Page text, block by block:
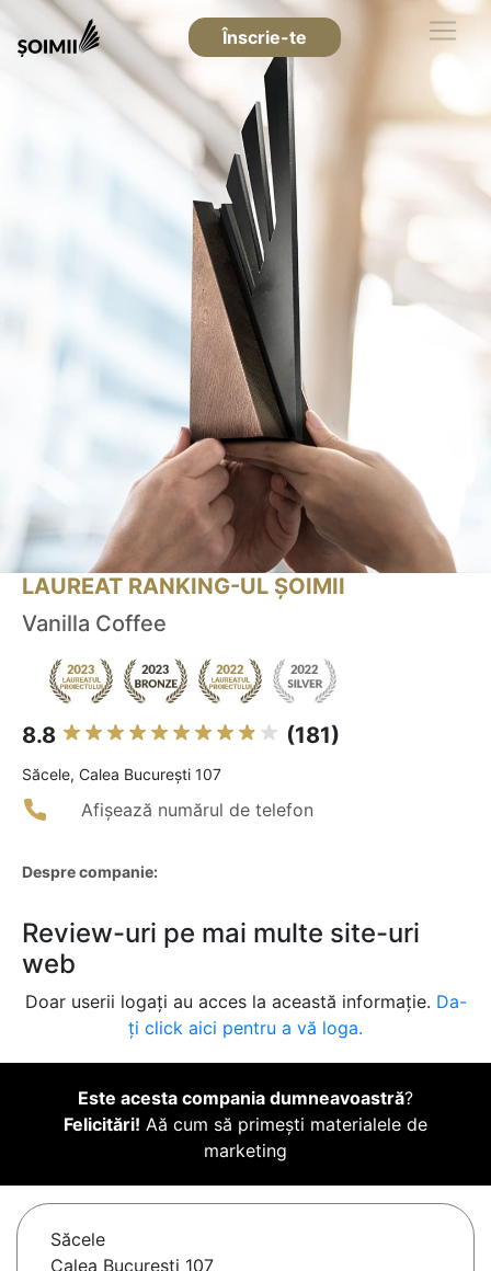
Înscrie-te
LAUREAT RANKING-UL ȘOIMII
Vanilla Coffee
8.8 (181)
Săcele, Calea București 107
Afișează numărul de telefon
Despre companie:
Review-uri pe mai multe site-uri
web
Doar userii logați au acces la această informație. Da-
ți click aici pentru a vă loga.
Este acesta compania dumneavoastră?
Felicitări! Aă cum să primești materialele de
marketing
Săcele
Calea București 107